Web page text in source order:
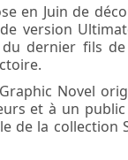
en Juin de
version
dernier fils
Novel
et à un
de la collection